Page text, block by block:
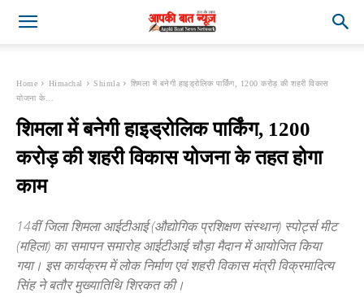
Home Himachal Shimla
शिमला में बनेगी हाइड्रोलिक पार्किंग, 1200 करोड़ की शहरी विकास
योजना के...
शिमला में बनेगी हाइड्रोलिक पार्किंग, 1200
करोड़ की शहरी विकास योजना के तहत होगा
काम
14वीं जिला शिमला आईटीआई (औद्योगिक प्रशिक्षण संस्थान) स्पोर्ट्स मीट
(महिला) का समापन समारोह आईटीआई चौड़ा मैदान में आयोजित किया
गया। इस कार्यक्रम में लोक निर्माण एवं शहरी विकास मंत्री विक्रमादित्य
सिंह ने बतौर मुख्यातिथि शिरकत की।